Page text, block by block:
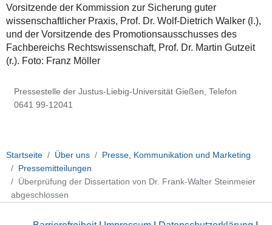
Vorsitzende der Kommission zur Sicherung guter
wissenschaftlicher Praxis, Prof. Dr. Wolf-Dietrich Walker (l.),
und der Vorsitzende des Promotionsausschusses des
Fachbereichs Rechtswissenschaft, Prof. Dr. Martin Gutzeit
(r.). Foto: Franz Möller
Pressestelle der Justus-Liebig-Universität Gießen, Telefon
0641 99-12041
Startseite Über uns
Presse, Kommunikation und Marketing
Pressemitteilungen
Überprüfung der Dissertation von Dr. Frank-Walter Steinmeier
abgeschlossen